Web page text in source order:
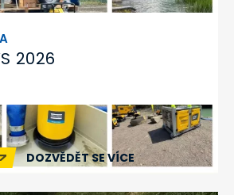
2026
DOZVĚDĚT SE VÍCE